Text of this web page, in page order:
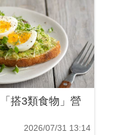
搭3類食物」營
2026/07/31 13:14